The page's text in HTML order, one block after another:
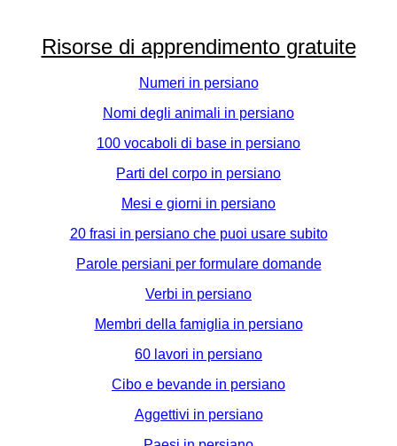
Risorse di apprendimento gratuite
Numeri in persiano
Nomi degli animali in persiano
100 vocaboli di base in persiano
Parti del corpo in persiano
Mesi e giorni in persiano
20 frasi in persiano che puoi usare subito
Parole persiani per formulare domande
Verbi in persiano
Membri della famiglia in persiano
60 lavori in persiano
Cibo e bevande in persiano
Aggettivi in persiano